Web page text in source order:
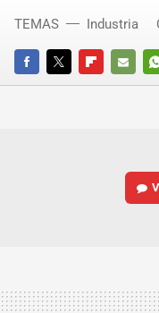
FACEBOOKTWITTERFLIPBOARD
E-
TEMAS Industria